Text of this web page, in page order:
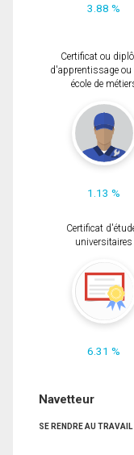
3.88 %
Certificat ou
d'apprentissage ou
école de
1.13 %
Certificat
universitaires
6.31 %
Navetteur
SE RENDRE AU TRAVAIL